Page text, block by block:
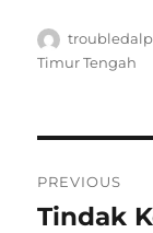
Author
Timur Tengah
pos
PREVIOUS
Previous
Tindak